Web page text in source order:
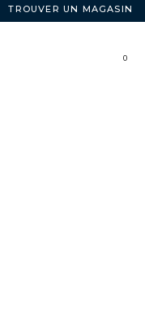
TROUVER UN MAGASIN
0